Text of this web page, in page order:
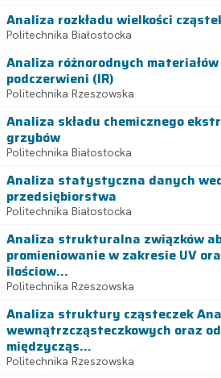
Analiza rozkładu wielkości
Politechnika Białostocka
Analiza różnorodnych materiałów
podczerwieni (IR)
Politechnika Rzeszowska
Analiza składu chemicznego
grzybów
Politechnika Białostocka
Analiza statystyczna danych
przedsiębiorstwa
Politechnika Białostocka
Analiza strukturalna związków
promieniowanie w zakresie UV
ilościow...
Politechnika Rzeszowska
Analiza struktury cząsteczek
wewnątrzcząsteczkowych oraz
międzycząs...
Politechnika Rzeszowska